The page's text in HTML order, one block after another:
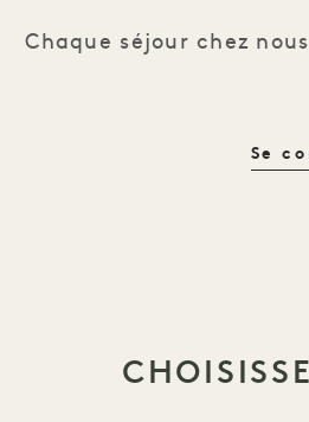
Chaque séjour chez
Se